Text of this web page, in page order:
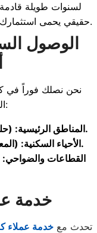
لسنوات طويلة
حقيقي يحمى استثمارك ويؤكد ريادتنا كخيار أول في جنوب القاهرة.
الوصول
نحن نصلك فوراً في
المجهزة المتواجدة في:
المناطق الرئيسية: (حلوان البلد، عين حلوان، ووادي حوف).
الأحياء السكنية: (المعصرة، حدائق حلوان، طرة، والتبين).
القطاعات والضواحي:
خدمة
تحدث مع خدمة عملاء